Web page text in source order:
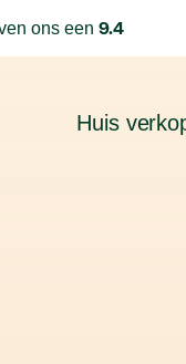
ons een 9.4
Huis